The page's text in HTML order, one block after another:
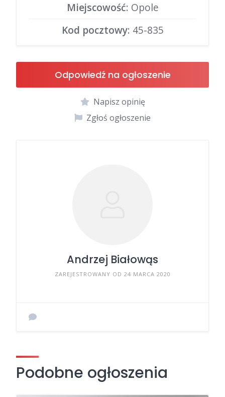
Miejscowość: Opole
Kod pocztowy: 45-835
Odpowiedź na ogłoszenie
Napisz opinię
Zgłoś ogłoszenie
Andrzej Białowąs
ZAREJESTROWANY OD 24 MARCA 2020
Podobne ogłoszenia